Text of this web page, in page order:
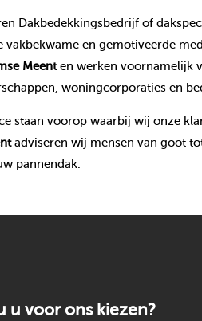
Dakbedekkingsbedrijf of
vakbekwame en gemotiveerde
Meenten werken voornamelijk
woningcorporaties en
staan voorop waarbij wij onze
adviseren wij mensen van goot
pannendak.
u voor ons kiezen?